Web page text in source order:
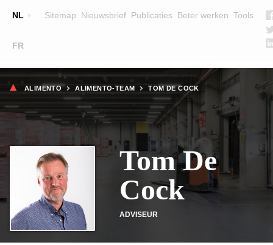
NL
FR
Sitemap Nieuwsbrief Publicaties Beter werken Tools
Main
navigation
OPLEIDINGEN
LESGEVERS
WIE ZIJN WE
TEAM
CONTACT
ZOEK EEN OPLEIDING
Kruimelpad
ALIMENTO ALIMENTO-TEAM TOM DE COCK
Tom De
Cock
ADVISEUR